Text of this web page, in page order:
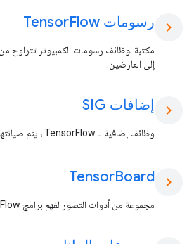
chevron_right رسومات Tensor Flow
مكتبة لوظائف رسومات الكمبيوتر تتراوح من
إلى العارضين.
chevron_right إضافات SIG
وظائف إضافية لـ TensorFlow ، يتم صيانتها بواسطة SIG Addons.
chevron_right
TensorBoard
مجموعة من أدوات التصور لفهم برامج TensorFlow وتصحيحها وتحسينها.